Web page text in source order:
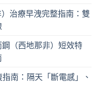
治療早洩完整指南：雙
（西地那非）短效特
南：隔天「斷電感」、